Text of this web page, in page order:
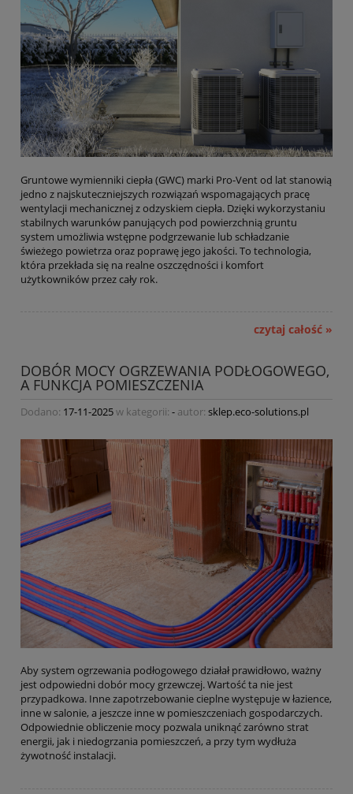
Gruntowe wymienniki ciepła (GWC) marki Pro-Vent od lat stanowią
jedno z najskuteczniejszych rozwiązań wspomagających pracę
wentylacji mechanicznej z odzyskiem ciepła. Dzięki wykorzystaniu
stabilnych warunków panujących pod powierzchnią gruntu
system umożliwia wstępne podgrzewanie lub schładzanie
świeżego powietrza oraz poprawę jego jakości. To technologia,
która przekłada się na realne oszczędności i komfort
użytkowników przez cały rok.
czytaj całość »
DOBÓR MOCY OGRZEWANIA PODŁOGOWEGO,
A FUNKCJA POMIESZCZENIA
Dodano: 17-11-2025w kategorii: - autor: sklep.eco-solutions.pl
Aby system ogrzewania podłogowego działał prawidłowo, ważny
jest odpowiedni dobór mocy grzewczej. Wartość ta nie jest
przypadkowa. Inne zapotrzebowanie cieplne występuje w łazience,
inne w salonie, a jeszcze inne w pomieszczeniach gospodarczych.
Odpowiednie obliczenie mocy pozwala uniknąć zarówno strat
energii, jak i niedogrzania pomieszczeń, a przy tym wydłuża
żywotność instalacji.